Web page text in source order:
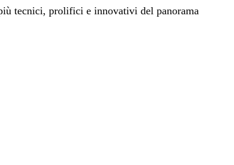
tecnici, prolifici e innovativi del panorama